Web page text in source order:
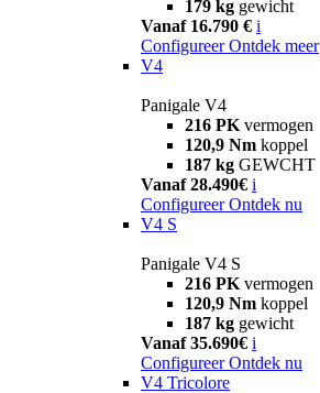
179 kg gewicht
Vanaf 16.790 € i
Configureer Ontdek meer
V4
Panigale V4
216 PK vermogen
120,9 Nm koppel
187 kg GEWCHT
Vanaf 28.490€ i
Configureer Ontdek nu
V4 S
Panigale V4 S
216 PK vermogen
120,9 Nm koppel
187 kg gewicht
Vanaf 35.690€ i
Configureer Ontdek nu
V4 Tricolore